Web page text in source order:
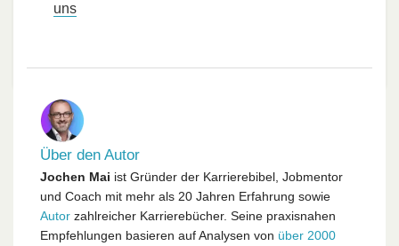
uns
Über den Autor
Jochen Mai ist Gründer der Karrierebibel, Jobmentor
und Coach mit mehr als 20 Jahren Erfahrung sowie
Autor zahlreicher Karrierebücher. Seine praxisnahen
Empfehlungen basieren auf Analysen von über 2000